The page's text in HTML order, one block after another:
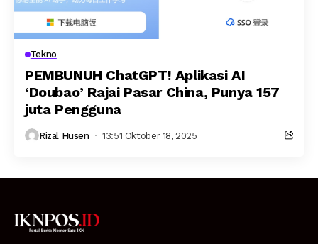
Tekno
PEMBUNUH ChatGPT! Aplikasi AI
‘Doubao’ Rajai Pasar China, Punya 157
juta Pengguna
Rizal Husen 13:51 Oktober 18, 2025